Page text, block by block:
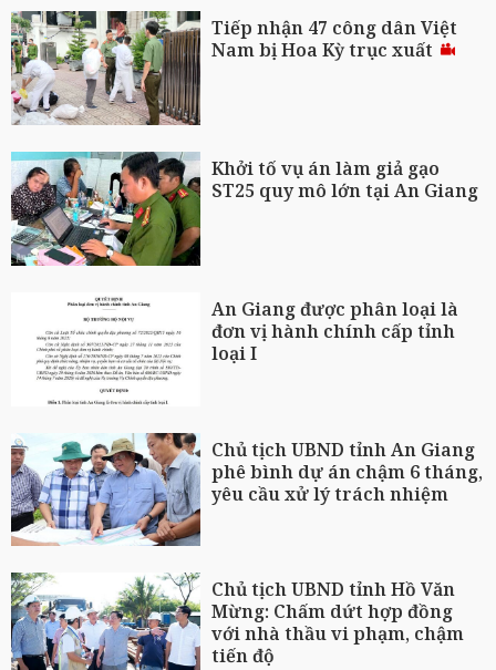
Tiếp nhận 47 công dân Việt
Nam bị Hoa Kỳ trục xuất
Khởi tố vụ án làm giả gạo
ST25 quy mô lớn tại An Giang
An Giang được phân loại là
đơn vị hành chính cấp tỉnh
loại I
Chủ tịch UBND tỉnh An Giang
phê bình dự án chậm 6 tháng,
yêu cầu xử lý trách nhiệm
Chủ tịch UBND tỉnh Hồ Văn
Mừng: Chấm dứt hợp đồng
với nhà thầu vi phạm, chậm
tiến độ